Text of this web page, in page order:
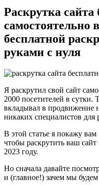
Раскрутка сайта
самостоятельно
бесплатной
руками с нуля
Я раскрутил свой сайт
2000 посетителей в сутки.
вкладывал в продвижение
никаких специалистов для
В этой статье я покажу
чтобы раскрутить ваш сайт
2023 году.
Но сначала давайте
и (главное!) зачем мы будем